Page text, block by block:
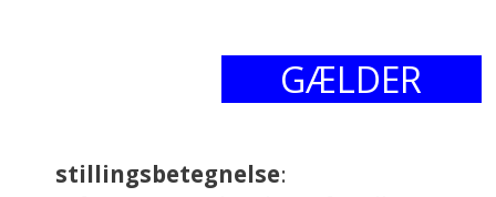
GÆLDER
stillingsbetegnelse: